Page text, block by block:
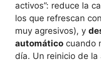
activos”: reduce la
los que refrescan
muy agresivos), y
automático cuando
día. Un reinicio de